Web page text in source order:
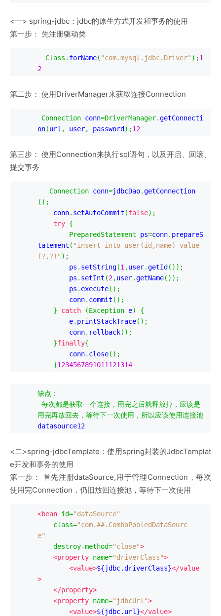
<一> spring-jdbc：jdbc的原生方式开发和事务的使用
第一步： 先注册驱动类
Class . forName( "com.mysql.jdbc.Driver" );1
2
第二步： 使用DriverManager来获取连接Connection
Connection conn=DriverManager.getConnecti
on(url , user, password );12
第三步： 使用Connection来执行sql语句，以及开启、回滚、
提交事务
Connection conn=jdbcDao.getConnection
();
conn. setAutoCommit (false);
try {
PreparedStatement ps=conn. prepareS
tatement ( "insert into user(id,name) value
(?,?)" );
ps . setString(1 ,user.getId ());
ps . setInt (2,user.getName());
ps . execute();
conn. commit ();
}
catch (Exception e)
{
e. printStackTrace();
conn. rollback();
}finally{
conn. close();
}1234567891011121314
缺点：
每次都是获取一个连接，用完之后就释放掉，应该是
用完再放回去，等待下一次使用，所以应该使用连接池
datasource12
<二>spring-jdbcTemplate：使用spring封装的JdbcTemplat
e开发和事务的使用
第一步： 首先注册dataSource,用于管理Connection，每次
使用完Connection，仍旧放回连接池，等待下一次使用
<bean id="dataSource"
class="com.##.ComboPooledDataSourc
e"
destroy-method="close">
<property name="driverClass">
<value>${jdbc.driverClass}</value
>
</property>
<property name="jdbcUrl">
<value>${jdbc.url}</value>